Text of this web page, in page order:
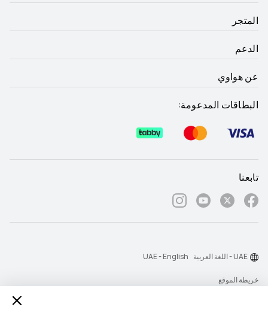
المتجر
الدعم
عن هواوي
البطاقات المدعومة:
تابعنا
خريطة الموقع
UAE - اللغة العربية UAE - English